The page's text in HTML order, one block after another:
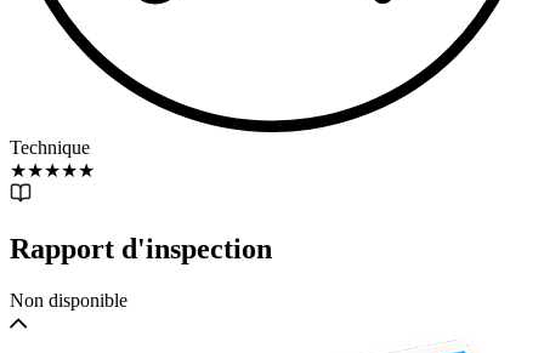
Technique
★★★★★
Rapport d'inspection
Non disponible